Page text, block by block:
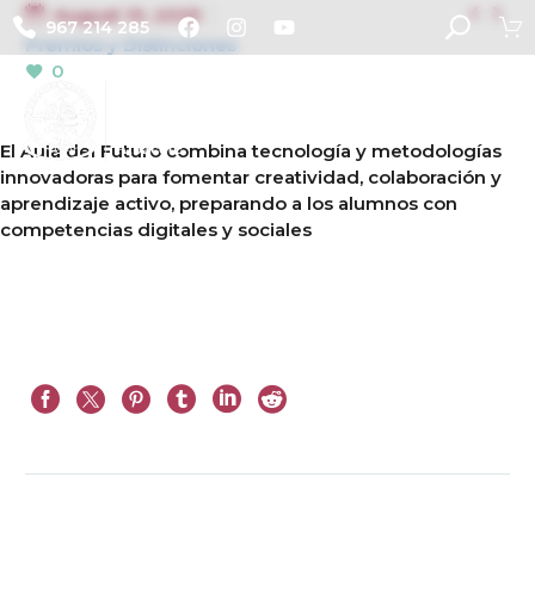
967 214 285  
August 10, 2025
Premios y Distinciones
0
El Aula del Futuro combina tecnología y metodologías
innovadoras para fomentar creatividad, colaboración y
aprendizaje activo, preparando a los alumnos con
competencias digitales y sociales